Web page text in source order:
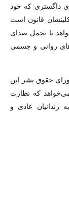
داگستری که خود
قانون است
تا تحمل صدای
روانی و جسمی
حقوق بشر این
که نظارت
زندانیان عادی و